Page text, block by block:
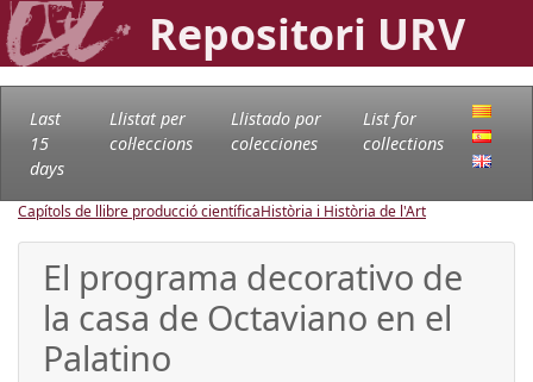
Repositori URV
Last
15
days
Llistat per
col·leccions
Llistado por
colecciones
List for
collections
Capítols de llibre producció científicaHistòria i Història de l'Art
El programa decorativo de
la casa de Octaviano en el
Palatino